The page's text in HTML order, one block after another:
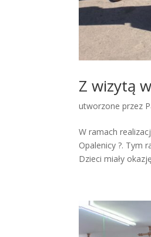
Z wizytą
utworzone przez
W ramach
Opalenicy ?. Tym
Dzieci miały